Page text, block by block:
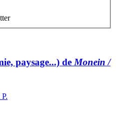
paysage...) de Monein /